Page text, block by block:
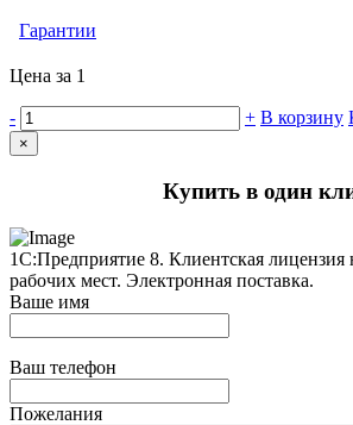
Гарантии
Цена за 1
- + В корзину
×
Купить в один
1С:Предприятие 8. Клиентская
рабочих мест. Электронная поставка.
Ваше имя
Ваш телефон
Пожелания